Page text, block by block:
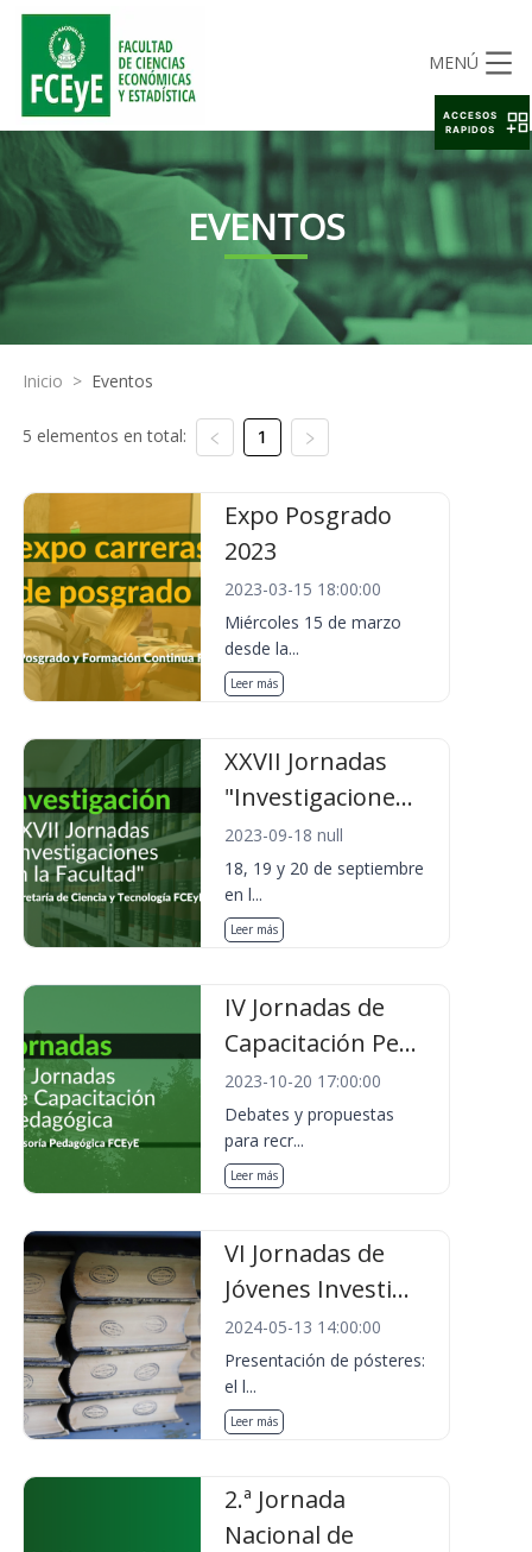
MENÚ
EVENTOS
Inicio > Eventos
5 elementos en total: 1
Expo Posgrado
2023
2023-03-15 18:00:00
Miércoles 15 de marzo
desde la...
Leer más
XXVII Jornadas
"Investigacione...
2023-09-18 null
18, 19 y 20 de septiembre
en l...
Leer más
IV Jornadas de
Capacitación Pe...
2023-10-20 17:00:00
Debates y propuestas
para recr...
Leer más
VI Jornadas de
Jóvenes Investi...
2024-05-13 14:00:00
Presentación de pósteres:
el l...
Leer más
2.ª Jornada
Nacional de
ACCESOS
RAPIDOS